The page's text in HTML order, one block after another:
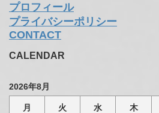
プロフィール
プライバシーポリシー
CONTACT
CALENDAR
2026年8月
月 火 水 木